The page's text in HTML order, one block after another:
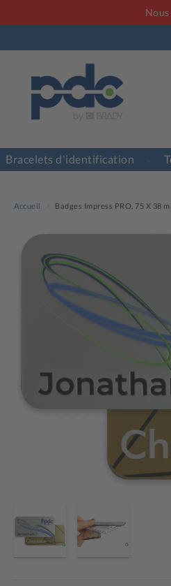
Bracelets d'identification
Accueil Badges Impress PRO, 75 X 38